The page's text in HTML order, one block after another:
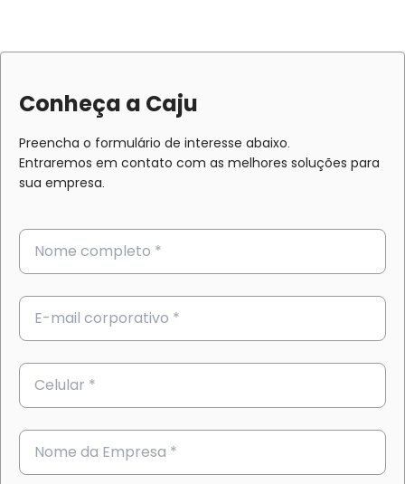
Conheça a Caju
Preencha o formulário de interesse abaixo.
Entraremos em contato com as melhores soluções para
sua empresa.